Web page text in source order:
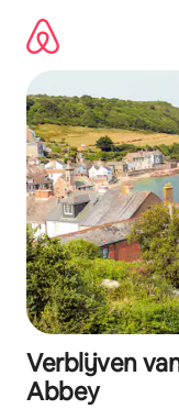
direct
naar
inhoud
Verblijven
Abbey